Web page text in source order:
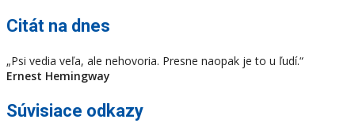
Citát na dnes
„Psi vedia veľa, ale nehovoria. Presne naopak je to u ľudí.“
Ernest Hemingway
Súvisiace odkazy